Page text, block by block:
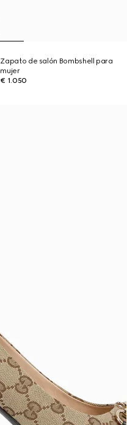
Zapato de salón Bombshell para
mujer
€ 1.050